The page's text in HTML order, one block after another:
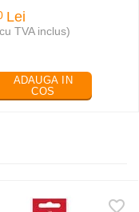
Lei
TVA inclus)
ADAUGA IN
COS